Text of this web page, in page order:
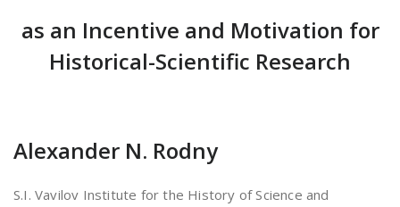
as an Incentive and Motivation for
Historical-Scientific Research
Alexander N. Rodny
S.I. Vavilov Institute for the History of Science and